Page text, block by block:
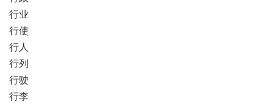
行业
行使
行人
行列
行驶
行李